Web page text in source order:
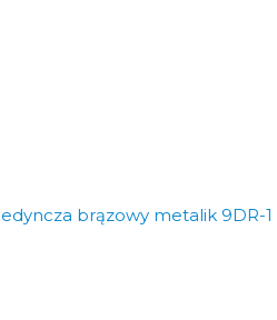
brązowy metalik 9DR-1